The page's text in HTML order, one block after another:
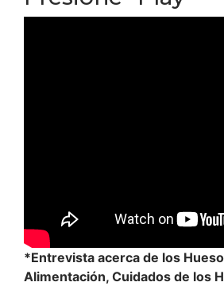
*Entrevista acerca de los
Alimentación, Cuidados de los